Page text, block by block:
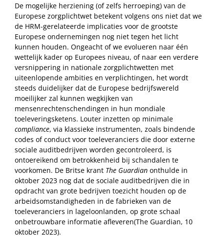
De mogelijke herziening (of zelfs herroeping) van de
Europese zorgplichtwet betekent volgens ons niet dat we
de HRM-gerelateerde implicaties voor de grootste
Europese ondernemingen nog niet tegen het licht
kunnen houden. Ongeacht of we evolueren naar één
wettelijk kader op Europees niveau, of naar een verdere
versnippering in nationale zorgplichtwetten met
uiteenlopende ambities en verplichtingen, het wordt
steeds duidelijker dat de Europese bedrijfswereld
moeilijker zal kunnen wegkijken van
mensenrechtenschendingen in hun mondiale
toeleveringsketens. Louter inzetten op minimale
compliance, via klassieke instrumenten, zoals bindende
codes of conduct voor toeleveranciers die door externe
sociale auditbedrijven worden gecontroleerd, is
ontoereikend om betrokkenheid bij schandalen te
voorkomen. De Britse krant The Guardian onthulde in
oktober 2023 nog dat de sociale auditbedrijven die in
opdracht van grote bedrijven toezicht houden op de
arbeidsomstandigheden in de fabrieken van de
toeleveranciers in lageloonlanden, op grote schaal
onbetrouwbare informatie afleveren(The Guardian, 10
oktober 2023).